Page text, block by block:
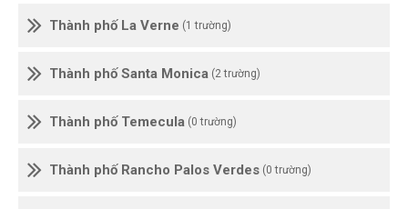
Thành phố La Verne (1 trường)
Thành phố Santa Monica (2 trường)
Thành phố Temecula (0 trường)
Thành phố Rancho Palos Verdes (0 trường)